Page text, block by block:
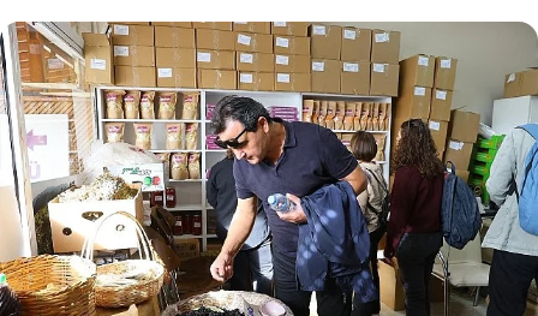
Facebook
Instagram
Youtube